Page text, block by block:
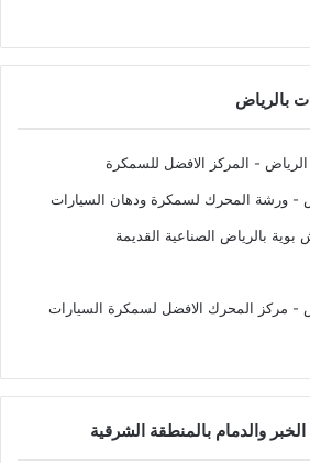
بالرياض
- المركز الافضل للسمكرة
- ورشة المحرك لسمكرة ودهان السيارات
بالرياض الصناعية القديمة
- مركز المحرك الافضل لسمكرة السيارات
والدمام بالمنطقة الشرقية